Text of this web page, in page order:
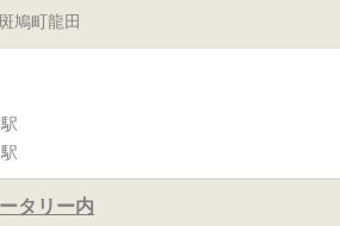
鳩町龍田
駅
駅
タリー内